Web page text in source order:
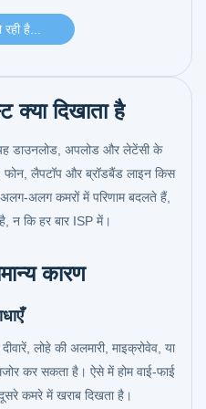
क्या दिखाता है
डाउनलोड, अपलोड और लेटेंसी के
फोन, लैपटॉप और ब्रॉडबैंड लाइन किस
अलग कमरों में परिणाम बदलते हैं,
न कि हर बार ISP में।
कारण
लोहे की अलमारी, माइक्रोवेव, या
कर सकता है। ऐसे में होम वाई-फाई
कमरे में खराब दिखता है।